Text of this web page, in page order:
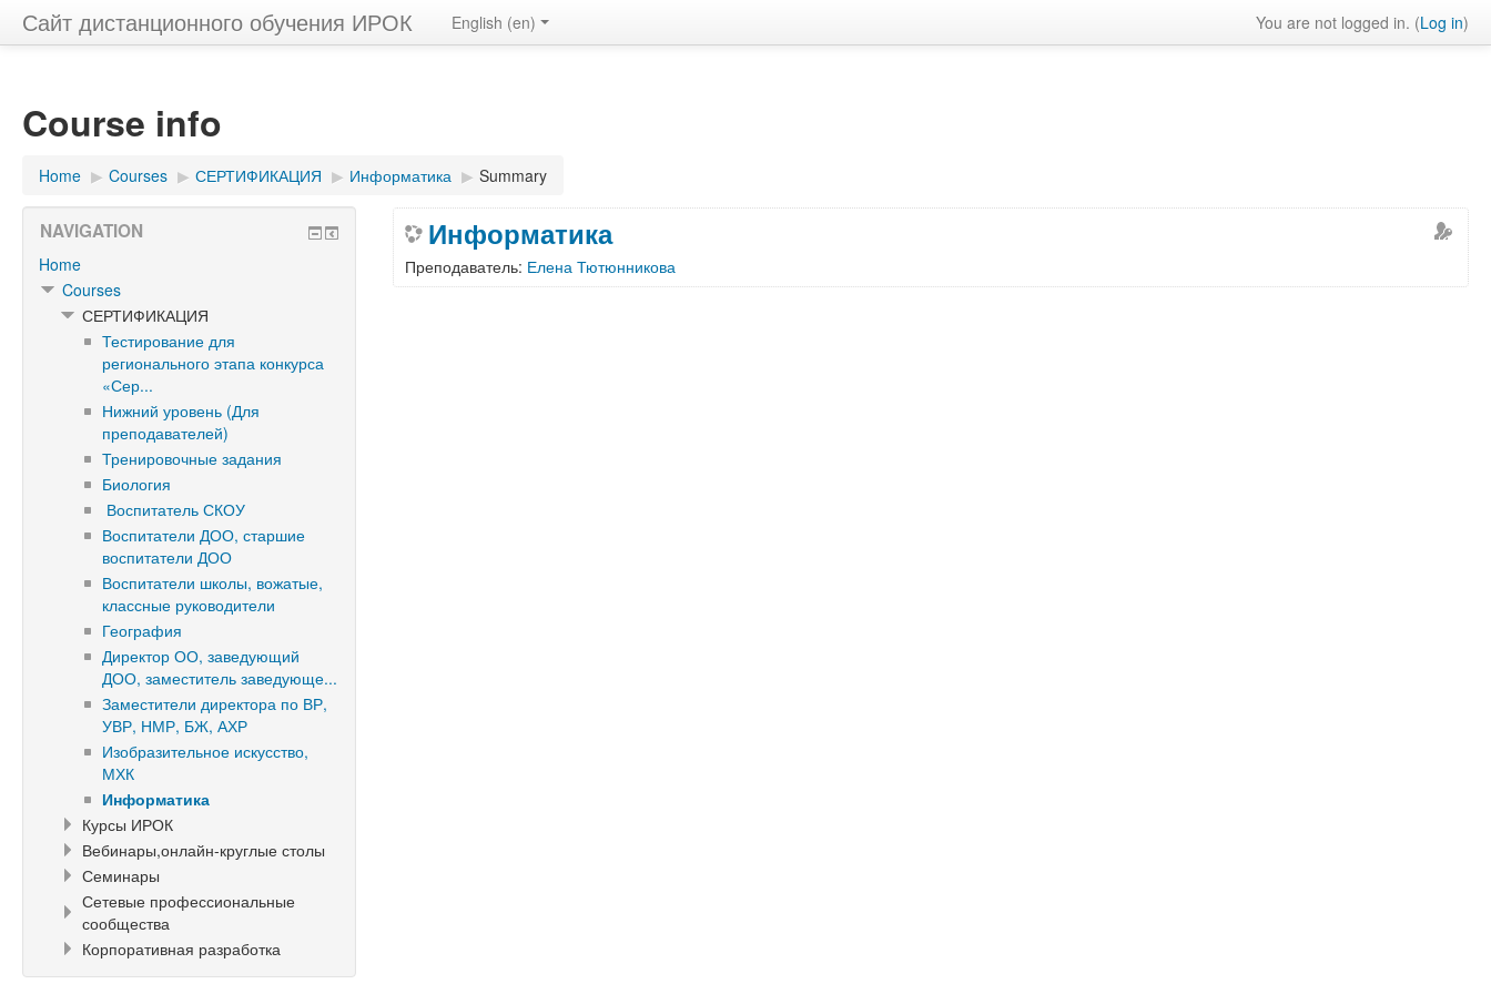
Сайт дистанционного обучения ИРОК You are not logged in. (Log in)
English ‎(en)‎
Course info
Home ▶︎ Courses ▶︎ СЕРТИФИКАЦИЯ ▶︎ Информатика ▶︎ Summary
Информатика
Преподаватель: Елена Тютюнникова
NAVIGATION
Home
Courses
СЕРТИФИКАЦИЯ
Тестирование для
регионального этапа конкурса
«Сер...
Нижний уровень (Для
преподавателей)
Тренировочные задания
Биология
Воспитатель СКОУ
Воспитатели ДОО, старшие
воспитатели ДОО
Воспитатели школы, вожатые,
классные руководители
География
Директор ОО, заведующий
ДОО, заместитель заведующе...
Заместители директора по ВР,
УВР, НМР, БЖ, АХР
Изобразительное искусство,
МХК
Информатика
Курсы ИРОК
Вебинары,онлайн-круглые столы
Семинары
Сетевые профессиональные
сообщества
Корпоративная разработка